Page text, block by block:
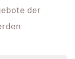
der